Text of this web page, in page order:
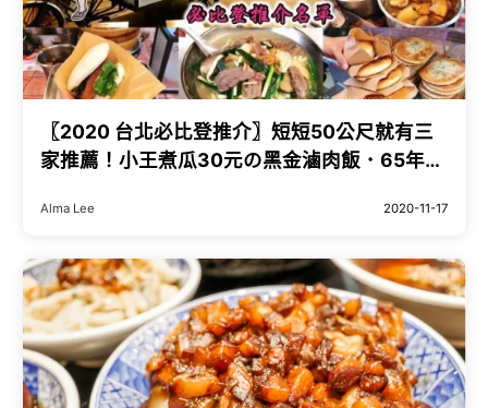
〖2020 台北必比登推介〗短短50公尺就有三
家推薦！小王煮瓜30元の黑金滷肉飯．65年源
Alma Lee 2020-11-17